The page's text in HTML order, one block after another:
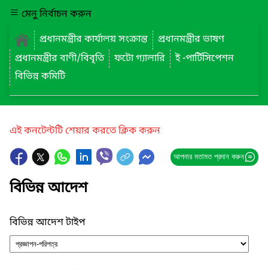
মেনু নির্বাচন করুন
প্রধানমন্ত্রীর কার্যালয় সংক্রান্ত
প্রধানমন্ত্রীর ভাষণ
প্রধানমন্ত্রীর বাণী/বিবৃতি
ফটো গ্যালারি
ই -পার্টিসিপেশন
বিভিন্ন কমিটি
এই কনটেন্টটি শেয়ার করতে ক্লিক করুন
আপনার মতামত প্রদান করুন
বিভিন্ন আদেশ
বিভিন্ন আদেশ টাইপ